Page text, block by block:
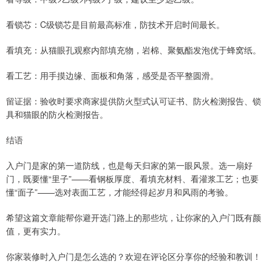
看锁芯：C级锁芯是目前最高标准，防技术开启时间最长。
看填充：从猫眼孔观察内部填充物，岩棉、聚氨酯发泡优于蜂窝纸。
看工艺：用手摸边缘、面板和角落，感受是否平整圆滑。
留证据：验收时要求商家提供防火型式认可证书、防火检测报告、锁
具和猫眼的防火检测报告。
结语
入户门是家的第一道防线，也是每天归家的第一眼风景。选一扇好
门，既要懂“里子”——看钢板厚度、看填充材料、看灌浆工艺；也要
懂“面子”——选对表面工艺，才能经得起岁月和风雨的考验。
希望这篇文章能帮你避开选门路上的那些坑，让你家的入户门既有颜
值，更有实力。
你家装修时入户门是怎么选的？欢迎在评论区分享你的经验和教训！